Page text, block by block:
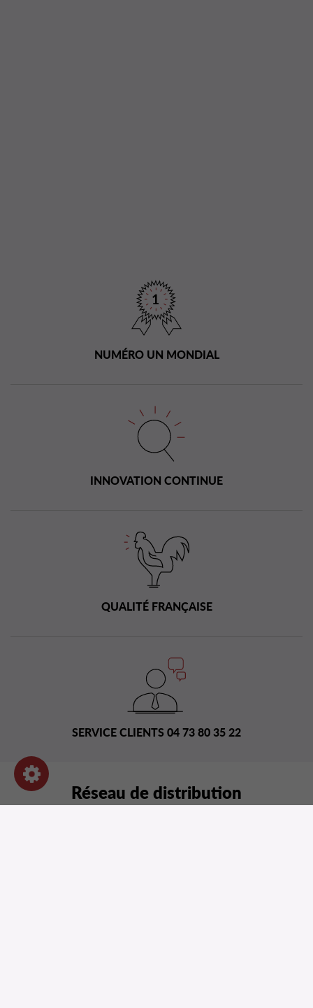
NUMÉRO UN MONDIAL
INNOVATION CONTINUE
QUALITÉ FRANÇAISE
SERVICE CLIENTS 04 73 80 35 22
Réseau de distribution